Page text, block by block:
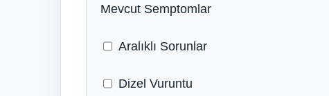
Mevcut Semptomlar
Aralıklı Sorunlar
Dizel Vuruntu